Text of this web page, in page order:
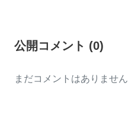
公開コメント (0)
まだコメントはありません